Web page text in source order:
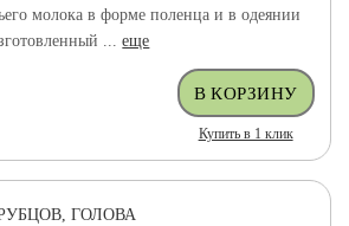
молока в форме поленца и в одеянии
...еще
Купить в 1 клик
ГОЛОВА